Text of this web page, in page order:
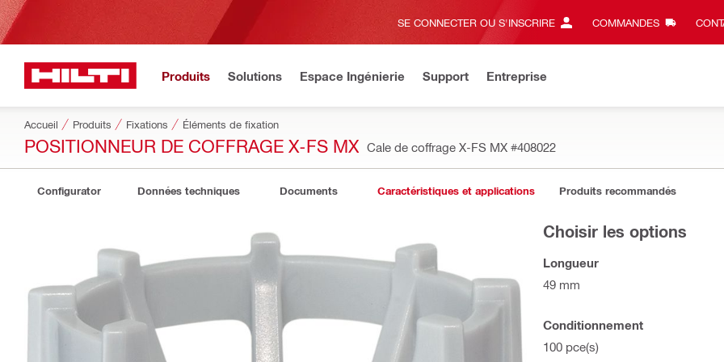
SE CONNECTER OU S'INSCRIRE COMMANDES
Produits Solutions Espace Ingénierie Support Entreprise
Accueil Produits Fixations Éléments de fixation
POSITIONNEUR DE COFFRAGE X-FS MX Cale de coffrage X-FS MX #408022
Configurator Données techniques Documents Caractéristiques et applications Produits recommandés
Choisir les options
Longueur
49 mm
Conditionnement
100 pce(s)